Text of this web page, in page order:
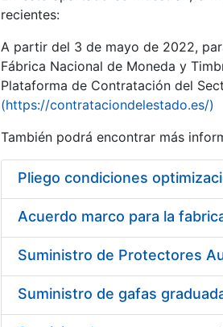
Mostrar/Ocultar
Mostrar/Ocultar
Mostrar/Ocultar
recientes:
A partir del 3 de mayo de 2022,
Fábrica Nacional de Moneda y
Plataforma de Contratación del
(https://contrataciondelestado.es/)
También podrá encontrar más
Pliego condiciones
Acuerdo marco para la